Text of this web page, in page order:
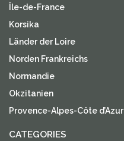
Île-de-France
Korsika
Länder der Loire
Norden Frankreichs
Normandie
Okzitanien
Provence-Alpes-Côte d’Azur
CATEGORIES